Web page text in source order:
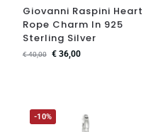
Giovanni Raspini Heart
Rope Charm In 925
Sterling Silver
€40,00 €36,00
-10%